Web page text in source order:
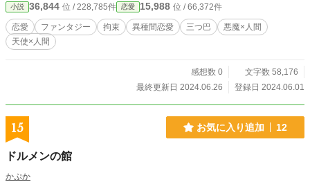
小説 36,844 位 / 228,785件 恋愛 15,988 位 / 66,372件
恋愛 ファンタジー 拘束 異種間恋愛 三つ巴
悪魔×人間
天使×人間
感想数 0
文字数 58,176
最終更新日 2024.06.26
登録日 2024.06.01
15 お気に入り追加 12
ドルメンの館
かぷか